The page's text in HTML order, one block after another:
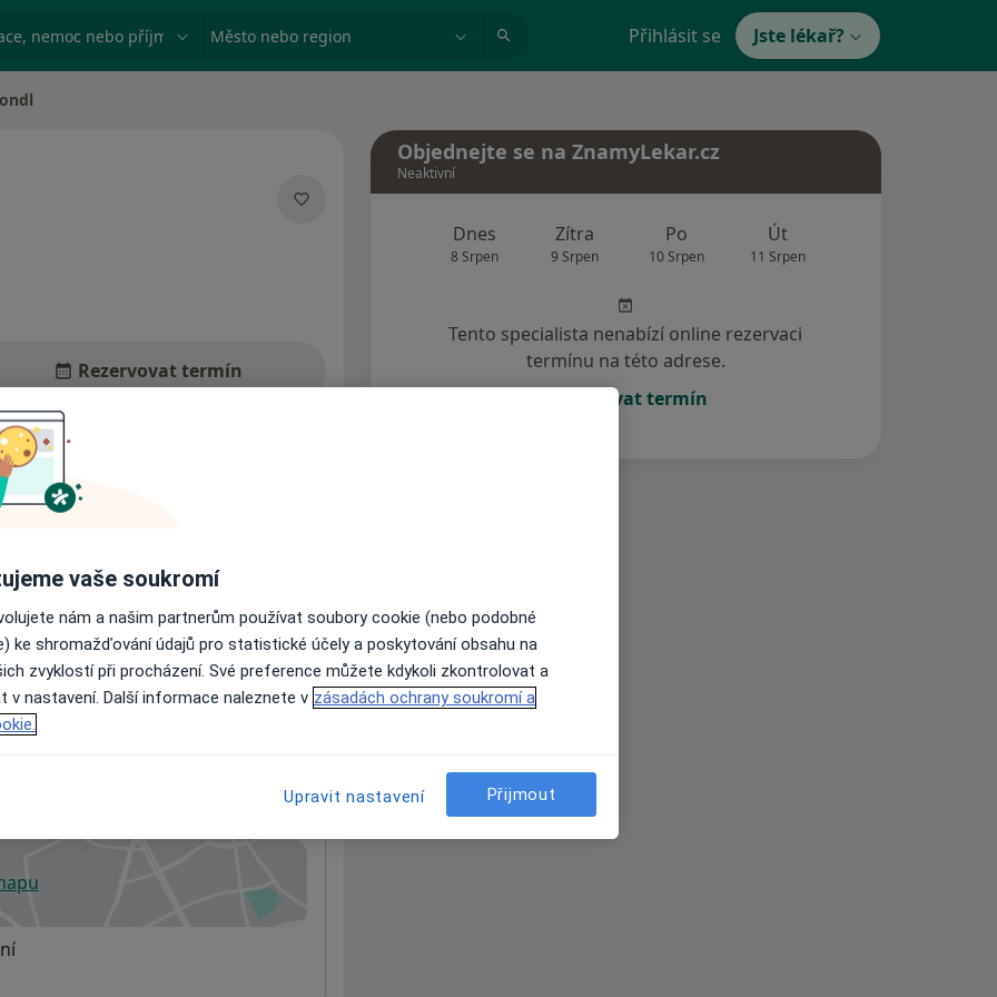
nemoc nebo příjmení Město nebo region Přihlásit se Jste lékař?
Rezervovat termín
nejsou k dispozici
informace o svých službách.
v nové záložce
Objednejte se na ZnamyLekar.cz
Neaktivní
Dnes
8 Srpen
Zítra
9 Srpen
Po
10 Srpen
Út
11 Srpen
Tento specialista nenabízí online rezervaci
termínu na této adrese.
Rezervovat termín
vaše soukromí
nám a našim partnerům používat soubory cookie (nebo podobné
ke shromažďování údajů pro statistické účely a poskytování obsahu na
zvyklostí při procházení. Své preference můžete kdykoli zkontrolovat a
v nastavení. Další informace naleznete v zásadách ochrany soukromí a
Upravit nastavení Přijmout